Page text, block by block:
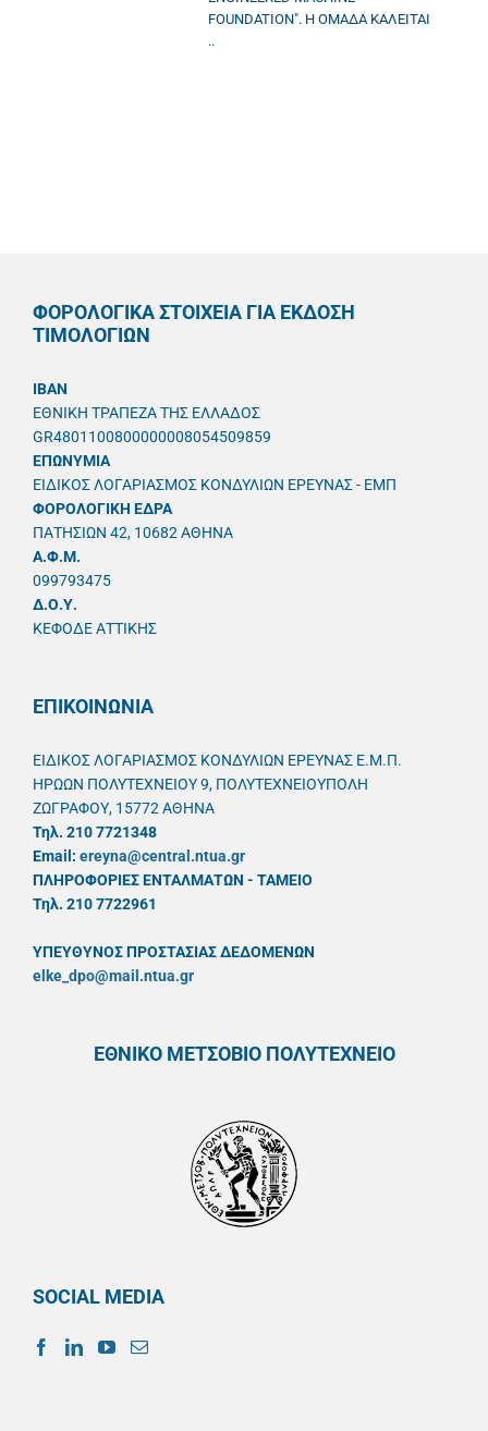
FOUNDATION". Η ΟΜΑΔΑ ΚΑΛΕΙΤΑΙ
..
ΦΟΡΟΛΟΓΙΚΑ ΣΤΟΙΧΕΙΑ ΓΙΑ ΕΚΔΟΣΗ
ΤΙΜΟΛΟΓΙΩΝ
IBAN
ΕΘΝΙΚΗ ΤΡΑΠΕΖΑ ΤΗΣ ΕΛΛΑΔΟΣ
GR4801100800000008054509859
ΕΠΩΝΥΜΙΑ
ΕΙΔΙΚΟΣ ΛΟΓΑΡΙΑΣΜΟΣ ΚΟΝΔΥΛΙΩΝ ΕΡΕΥΝΑΣ - ΕΜΠ
ΦΟΡΟΛΟΓΙΚΗ ΕΔΡΑ
ΠΑΤΗΣΙΩΝ 42, 10682 ΑΘΗΝΑ
A.Φ.Μ.
099793475
Δ.Ο.Υ.
ΚΕΦΟΔΕ ΑΤΤΙΚΗΣ
ΕΠΙΚΟΙΝΩΝΙΑ
ΕΙΔΙΚΟΣ ΛΟΓΑΡΙΑΣΜΟΣ ΚΟΝΔΥΛΙΩΝ ΕΡΕΥΝΑΣ Ε.Μ.Π.
ΗΡΩΩΝ ΠΟΛΥΤΕΧΝΕΙΟΥ 9, ΠΟΛΥΤΕΧΝΕΙΟΥΠΟΛΗ
ΖΩΓΡΑΦΟΥ, 15772 ΑΘΗΝΑ
Τηλ. 210 7721348
Email: ereyna@central.ntua.gr
ΠΛΗΡΟΦΟΡΙΕΣ ΕΝΤΑΛΜΑΤΩΝ - ΤΑΜΕΙΟ
Τηλ. 210 7722961
ΥΠΕΥΘYΝΟΣ ΠΡΟΣΤΑΣΙΑΣ ΔΕΔΟΜΕΝΩΝ
elke_dpo@mail.ntua.gr
ΕΘΝΙΚΟ ΜΕΤΣΟΒΙΟ ΠΟΛΥΤΕΧΝΕΙΟ
SOCIAL MEDIA